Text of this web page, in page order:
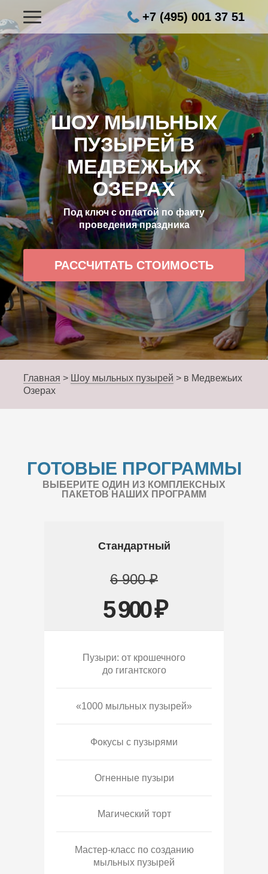
+7 (495) 001 37 51
ШОУ МЫЛЬНЫХ
ПУЗЫРЕЙ В
МЕДВЕЖЬИХ
ОЗЕРАХ
Под ключ с оплатой по факту
проведения праздника
РАССЧИТАТЬ СТОИМОСТЬ
Главная > Шоу мыльных пузырей > в Медвежьих
Озерах
ГОТОВЫЕ ПРОГРАММЫ
ВЫБЕРИТЕ ОДИН ИЗ КОМПЛЕКСНЫХ
ПАКЕТОВ НАШИХ ПРОГРАММ
Стандартный
6 900 ₽
5 900 ₽
Пузыри: от крошечного
до гигантского
«1000 мыльных пузырей»
Фокусы с пузырями
Огненные пузыри
Магический торт
Мастер-класс по созданию
мыльных пузырей